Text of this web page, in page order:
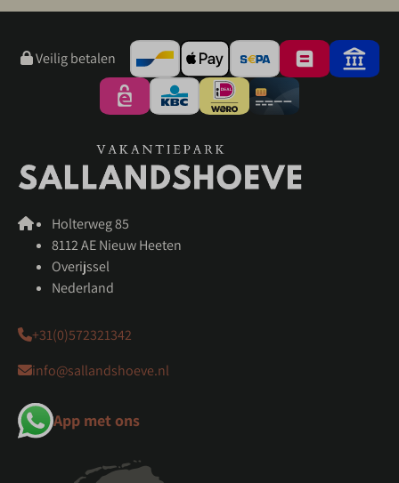
Veilig betalen
Holterweg 85
8112 AE Nieuw Heeten
Overijssel
Nederland
+31(0)572321342
info@sallandshoeve.nl
App met ons